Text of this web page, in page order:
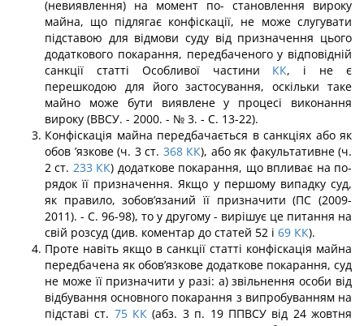
(невиявлення) на момент по- становлення вироку
майна, що підлягає конфіскації, не може слугувати
підставою для відмови суду від призначення цього
додаткового покарання, передбаченого у відповідній
санкції статті Особливої частини КК, і не є
перешкодою для його за­стосування, оскільки таке
майно може бути виявлене у процесі виконання
вироку (ВВСУ. - 2000. - № 3. - С. 13-22).
Конфіскація майна передбачається в санкціях або як
обов ’язкове (ч. 3 ст. 368 КК), або як факультативне (ч.
2 ст. 233 КК) додаткове покарання, що впливає на по­
рядок її призначення. Якщо у першому випадку суд,
як правило, зобов’язаний її при­значити (ПС (2009-
2011). - С. 96-98), то у другому - вирішує це питання на
свій розсуд (див. коментар до статей 52 і 69 КК).
Проте навіть якщо в санкції статті конфіскація майна
передбачена як обов’язкове додаткове покарання, суд
не може її призначити у разі: а) звільнення особи від
від­бування основного покарання з випробуванням на
підставі ст. 75 КК (абз. 3 п. 19 ППВСУ від 24 жовтня